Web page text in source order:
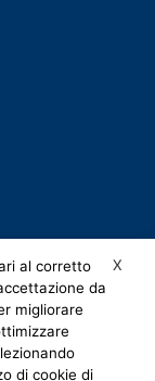
X
al corretto
da
migliorare
di cookie di